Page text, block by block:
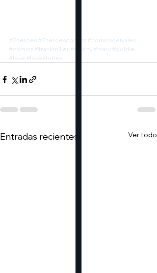
#7heroes #7heroescomics #comicsgeniales
#comics #frankmiller #sincity #marv #goldie
#love #lovestories
Entradas recientes Ver todo